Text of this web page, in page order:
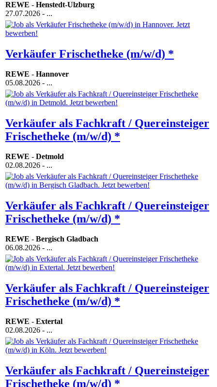
REWE - Henstedt-Ulzburg
27.07.2026 - ...
Verkäufer Frischetheke (m/w/d) *
REWE - Hannover
05.08.2026 - ...
Verkäufer als Fachkraft / Quereinsteiger
Frischetheke (m/w/d) *
REWE - Detmold
02.08.2026 - ...
Verkäufer als Fachkraft / Quereinsteiger
Frischetheke (m/w/d) *
REWE - Bergisch Gladbach
06.08.2026 - ...
Verkäufer als Fachkraft / Quereinsteiger
Frischetheke (m/w/d) *
REWE - Extertal
02.08.2026 - ...
Verkäufer als Fachkraft / Quereinsteiger
Frischetheke (m/w/d) *